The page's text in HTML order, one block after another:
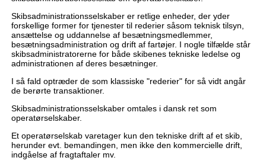
Skibsadministrationsselskaber er retlige enheder, der yder
forskellige former for tjenester til rederier såsom teknisk tilsyn,
ansættelse og uddannelse af besætningsmedlemmer,
besætningsadministration og drift af fartøjer. I nogle tilfælde står
skibsadministratorerne for både skibenes tekniske ledelse og
administrationen af deres besætninger.
I så fald optræder de som klassiske "rederier" for så vidt angår
de berørte transaktioner.
Skibsadministrationsselskaber omtales i dansk ret som
operatørselskaber.
Et operatørselskab varetager kun den tekniske drift af et skib,
herunder evt. bemandingen, men ikke den kommercielle drift,
indgåelse af fragtaftaler mv.